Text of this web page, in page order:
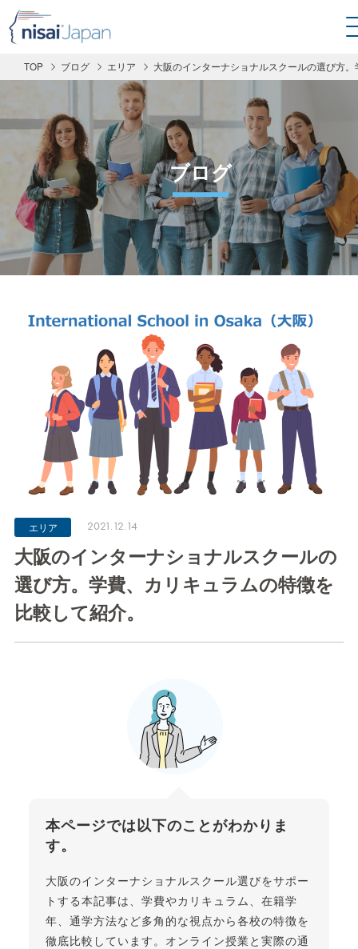
TOP ブログ エリア 大阪のインターナショナルスクールの選び方
ブログ
エリア 2021.12.14
大阪のインターナショナルスクールの
選び方。学費、カリキュラムの特徴を
比較して紹介。
本ページでは以下のことがわかりま
す。
大阪のインターナショナルスクール選びをサポー
トする本記事は、学費やカリキュラム、在籍学
年、通学方法など多角的な視点から各校の特徴を
徹底比較しています。オンライン授業と実際の通